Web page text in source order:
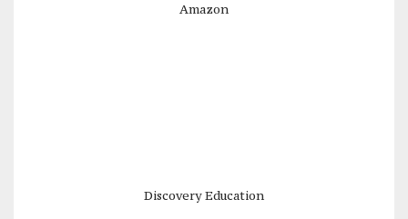
Amazon
Discovery Education